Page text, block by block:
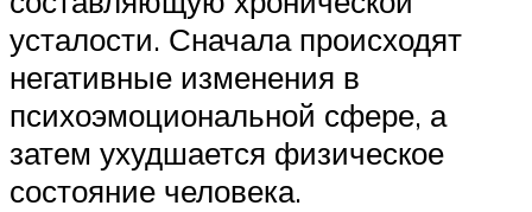
усталости. Сначала происходят
негативные изменения в
психоэмоциональной сфере, а
затем ухудшается физическое
состояние человека.